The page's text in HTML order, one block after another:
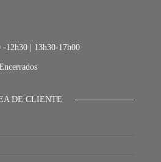
-12h30 | 13h30-17h00
DE CLIENTE